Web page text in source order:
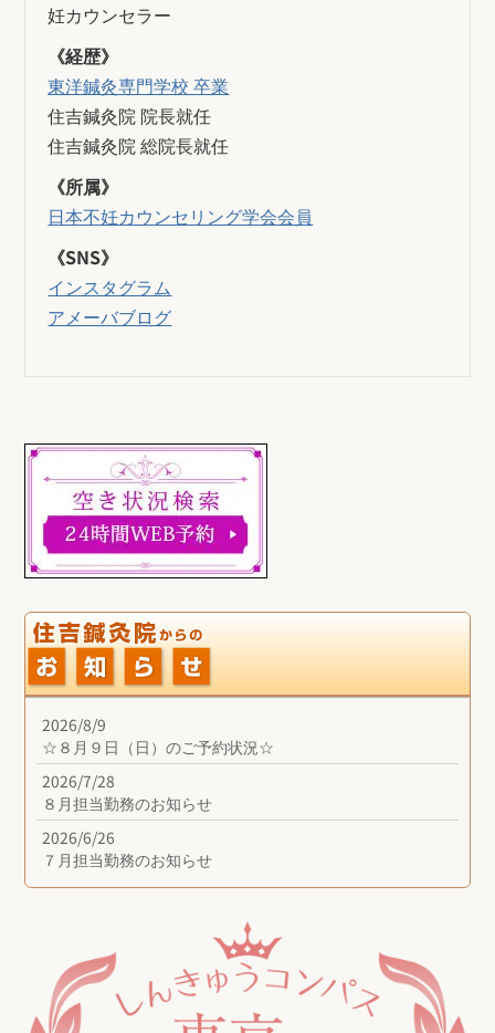
妊カウンセラー
《経歴》
東洋鍼灸専門学校 卒業
住吉鍼灸院 院長就任
住吉鍼灸院 総院長就任
《所属》
日本不妊カウンセリング学会会員
《SNS》
インスタグラム
アメーバブログ
2026/8/9
☆８月９日（日）のご予約状況☆
2026/7/28
８月担当勤務のお知らせ
2026/6/26
７月担当勤務のお知らせ